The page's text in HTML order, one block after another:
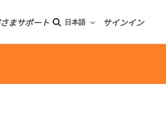
まサポート 日本語 サインイン